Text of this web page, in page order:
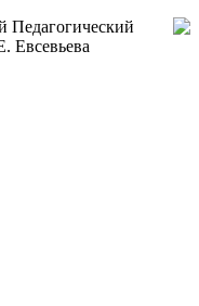
Педагогический
Евсевьева